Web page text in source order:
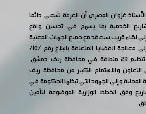
غزوان المصري أن الغرفة تسعى دائما
الخدمية بما يسهم في تحسين واقع
لقاء قريب سيعقد مع جميع الجهات المعنية
في سبيل الوصول إلى معالجة القضايا المتعلقة بالبلاغ رقم /10/
وإلى وجود عملية تنظيم 23 منطقة في محافظة ريف دمشق،
والاهتمام الكبير من محافظة ريف
المحلية وإلى الجهود التي تبذلها الحكومة في
وفق الخطط الوزارية الموضوعة لتأمين